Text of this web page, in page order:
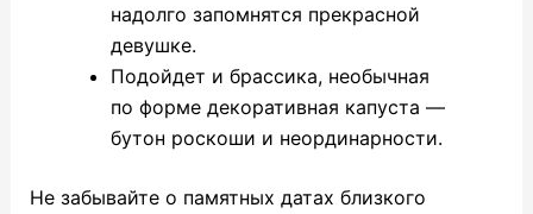
надолго запомнятся прекрасной
девушке.
Подойдет и брассика, необычная
по форме декоративная капуста —
бутон роскоши и неординарности.
Не забывайте о памятных датах близкого